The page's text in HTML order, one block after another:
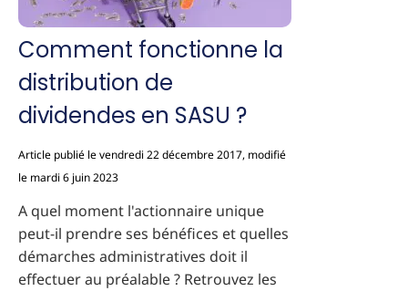
Comment fonctionne la
distribution de
dividendes en SASU ?
Article publié le vendredi 22 décembre 2017, modifié
le mardi 6 juin 2023
A quel moment l'actionnaire unique
peut-il prendre ses bénéfices et quelles
démarches administratives doit il
effectuer au préalable ? Retrouvez les